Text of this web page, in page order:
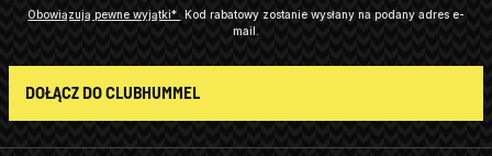
Obowiązują pewne wyjątki*
Kod rabatowy zostanie wysłany na podany adres e-
mail.
DOŁĄCZ DO CLUBHUMMEL